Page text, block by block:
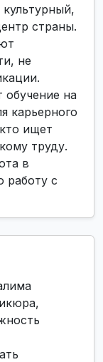
страны.
не
на
карьерного
ищет
труду.
в
работу с